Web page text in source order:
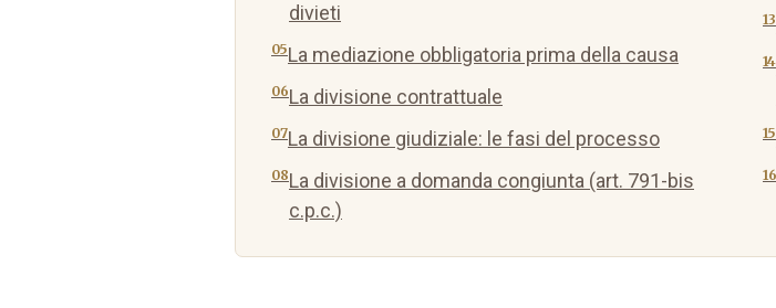
divieti
La mediazione obbligatoria prima della causa
La divisione contrattuale
La divisione giudiziale: le fasi del processo
La divisione a domanda congiunta (art. 791-bis
c.p.c.)